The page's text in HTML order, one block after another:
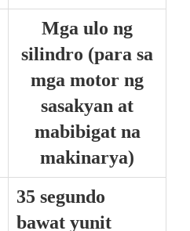
Mga ulo ng
silindro (para sa
mga motor ng
sasakyan at
mabibigat na
makinarya)
35 segundo
bawat yunit